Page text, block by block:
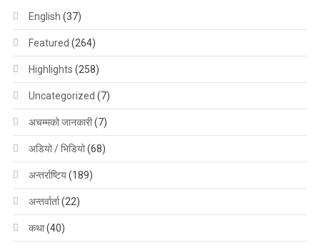
English (37)
Featured (264)
Highlights (258)
Uncategorized (7)
अचम्मको जानकारी(7)
अडियो / भिडियो(68)
अन्तर्राष्टिय(189)
अन्तर्वार्ता(22)
कथा(40)